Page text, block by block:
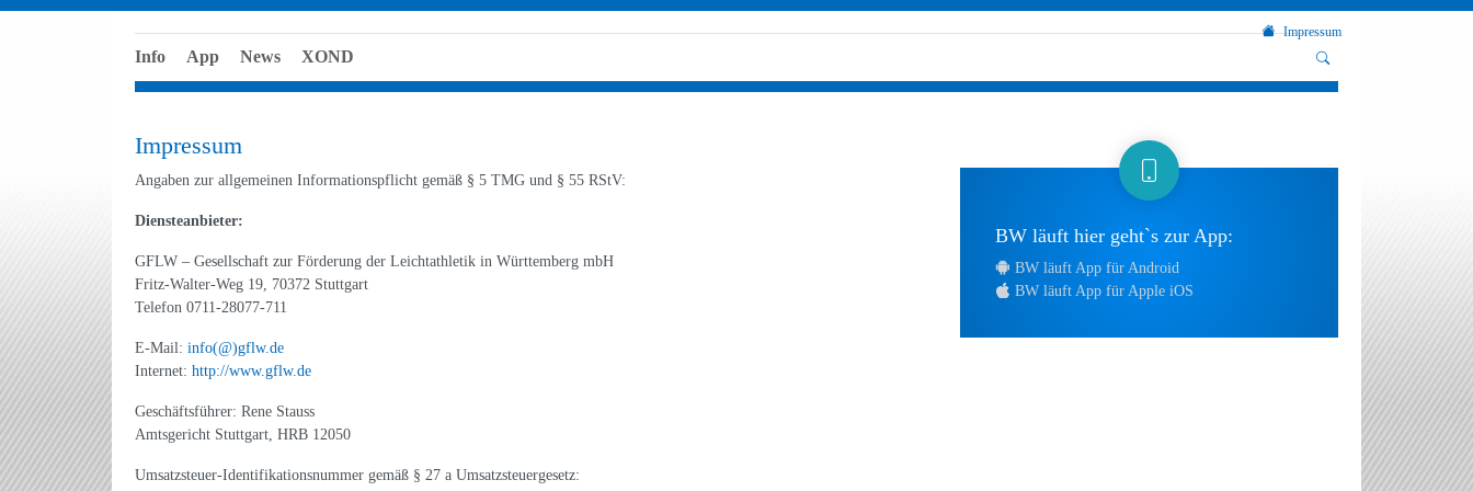
Impressum
Info App News XOND
Impressum
Angaben zur allgemeinen Informationspflicht gemäß § 5 TMG und § 55 RStV:
Diensteanbieter:
GFLW – Gesellschaft zur Förderung der Leichtathletik in Württemberg mbH
Fritz-Walter-Weg 19, 70372 Stuttgart
Telefon 0711-28077-711
E-Mail: info(@)gflw.de
Internet: http://www.gflw.de
Geschäftsführer: Rene Stauss
Amtsgericht Stuttgart, HRB 12050
Umsatzsteuer-Identifikationsnummer gemäß § 27 a Umsatzsteuergesetz:
BW läuft hier geht`s zur App:
BW läuft App für Android
BW läuft App für Apple iOS